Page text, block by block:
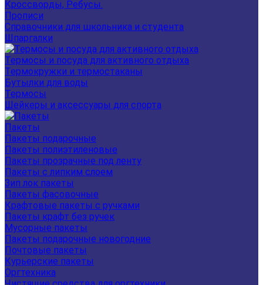
Кроссворды, Ребусы.
Прописи
Справочники для школьника и студента
Шпаргалки
Термосы и посуда для активного отдыха
Термокружки и термостаканы
Бутылки для воды
Термосы
Шейкеры и аксессуары для спорта
Пакеты
Пакеты подарочные
Пакеты полиэтиленовые
Пакеты прозрачные под ленту
Пакеты с липким слоем
Зип лок пакеты
Пакеты фасовочные
Крафтовые пакеты с ручками
Пакеты крафт без ручек
Мусорные пакеты
Пакеты подарочные новогодние
Почтовые пакеты
Курьерские пакеты
Оргтехника